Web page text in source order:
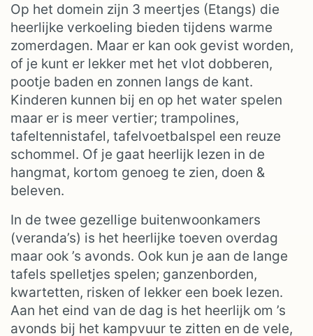
Op het domein zijn 3 meertjes (Etangs) die
heerlijke verkoeling bieden tijdens warme
zomerdagen. Maar er kan ook gevist worden,
of je kunt er lekker met het vlot dobberen,
pootje baden en zonnen langs de kant.
Kinderen kunnen bij en op het water spelen
maar er is meer vertier; trampolines,
tafeltennistafel, tafelvoetbalspel een reuze
schommel. Of je gaat heerlijk lezen in de
hangmat, kortom genoeg te zien, doen &
beleven.
In de twee gezellige buitenwoonkamers
(veranda’s) is het heerlijke toeven overdag
maar ook ’s avonds. Ook kun je aan de lange
tafels spelletjes spelen; ganzenborden,
kwartetten, risken of lekker een boek lezen.
Aan het eind van de dag is het heerlijk om ’s
avonds bij het kampvuur te zitten en de vele,